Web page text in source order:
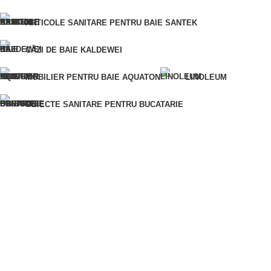
ARTICOLE SANITARE PENTRU BAIE SANTEK
CĂZI DE BAIE KALDEWEI
MOBILIER PENTRU BAIE AQUATON LINOLEUM
OBIECTE SANITARE PENTRU BUCATARIE
numărul dumneavoastră de telefon și vă vom contacta
pentru a clarifica detaliile comenzii.